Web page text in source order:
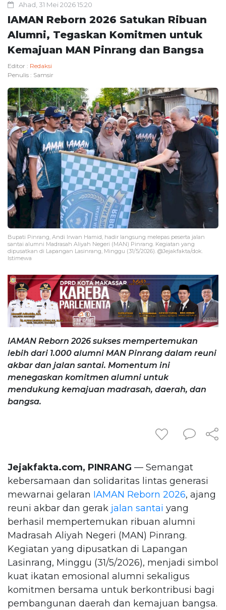
Ahad, 31 Mei 2026 15:20
IAMAN Reborn 2026 Satukan Ribuan
Alumni, Tegaskan Komitmen untuk
Kemajuan MAN Pinrang dan Bangsa
Editor : Redaksi
Penulis : Samsir
Bupati Pinrang, Andi Irwan Hamid, hadir langsung melepas peserta jalan
santai alumni Madrasah Aliyah Negeri (MAN) Pinrang. Kegiatan yang
dipusatkan di Lapangan Lasinrang, Minggu (31/5/2026). @Jejakfakta/dok.
Istimewa
IAMAN Reborn 2026 sukses mempertemukan
lebih dari 1.000 alumni MAN Pinrang dalam reuni
akbar dan jalan santai. Momentum ini
menegaskan komitmen alumni untuk
mendukung kemajuan madrasah, daerah, dan
bangsa.
Jejakfakta.com, PINRANG — Semangat
kebersamaan dan solidaritas lintas generasi
mewarnai gelaran IAMAN Reborn 2026, ajang
reuni akbar dan gerak jalan santai yang
berhasil mempertemukan ribuan alumni
Madrasah Aliyah Negeri (MAN) Pinrang.
Kegiatan yang dipusatkan di Lapangan
Lasinrang, Minggu (31/5/2026), menjadi simbol
kuat ikatan emosional alumni sekaligus
komitmen bersama untuk berkontribusi bagi
pembangunan daerah dan kemajuan bangsa.